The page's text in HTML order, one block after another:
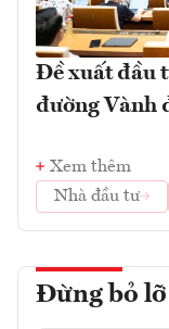
Đề xuất đầu
đường Vành
Xem thêm
Nhà đầu tư
Đừng bỏ lỡ